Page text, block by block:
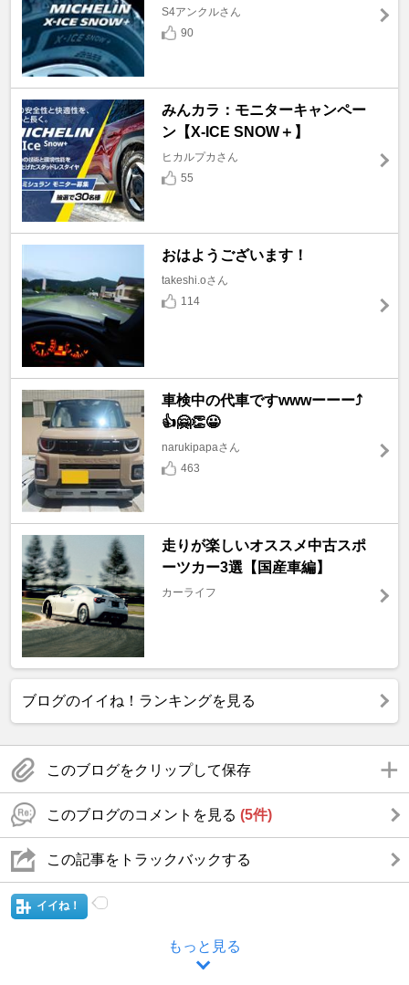
S4アンクルさん
90
みんカラ：モニターキャンペー
ン【X-ICE SNOW＋】
ヒカルプカさん
55
おはようございます！
takeshi.oさん
114
車検中の代車ですwwwーーー⤴️
👍🤗👏😀
narukipapaさん
463
走りが楽しいオススメ中古スポ
ーツカー3選【国産車編】
カーライフ
ブログのイイね！ランキングを見る
このブログをクリップして保存
このブログのコメントを見る (5件)
この記事をトラックバックする
イイね！
もっと見る